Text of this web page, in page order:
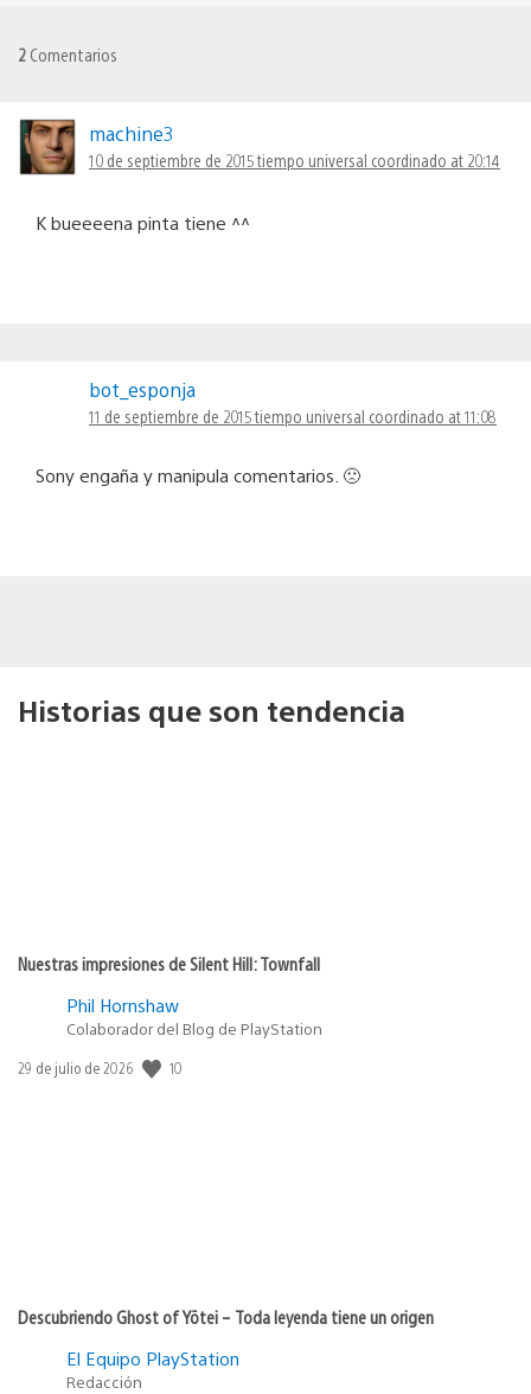
2 Comentarios
machine3
10 de septiembre de 2015 tiempo universal coordinado at 20:14
K bueeeena pinta tiene ^^
bot_esponja
11 de septiembre de 2015 tiempo universal coordinado at 11:08
Sony engaña y manipula comentarios. 🙁
Historias que son tendencia
Nuestras impresiones de Silent Hill: Townfall
Phil Hornshaw
Colaborador del Blog de PlayStation
Fecha
29 de julio de 2026 10
Descubriendo Ghost of Yōtei – Toda leyenda tiene un origen
El Equipo PlayStation
Redacción